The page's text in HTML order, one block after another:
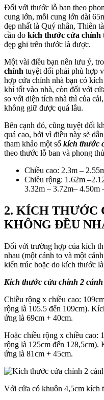
Đối với thước lỗ ban theo
cung lớn, mỗi cung lớn dài
đẹp nhất là Quý nhân, Thiên
cần đo kích thước cửa chính
đẹp ghi trên thước là được.
Một vài điều bạn nên lưu ý,
chính tuyệt đối phải phù hợp
hợp cửa chính nhà bạn có
khí tốt vào nhà, còn đối với
so với diện tích nhà thì của
không giữ được quá lâu.
Bên cạnh đó, cũng tuyệt đối
quá cao, bởi vì điều này sẽ
tham khảo một số kích thước
theo thước lỗ ban và phong
Chiều cao: 2.3m –
Chiều rộng: 1.62m
3.32m – 3.72m– 4.50m
2. KÍCH THƯỚC
KHÔNG ĐỀU
Đối với trường hợp của kích
nhau (một cánh to và một
kiến trúc hoặc do kích thước
Kích thước cửa chính 2 cánh
Chiều rộng x chiều cao:
rộng là 105.5 đến 109cm).
ứng là 69cm + 40cm.
Hoặc chiều rộng x chiều cao:
rộng là 125cm đến 128,5cm).
ứng là 81cm + 45cm.
Với cửa có khuôn 4,5cm kích